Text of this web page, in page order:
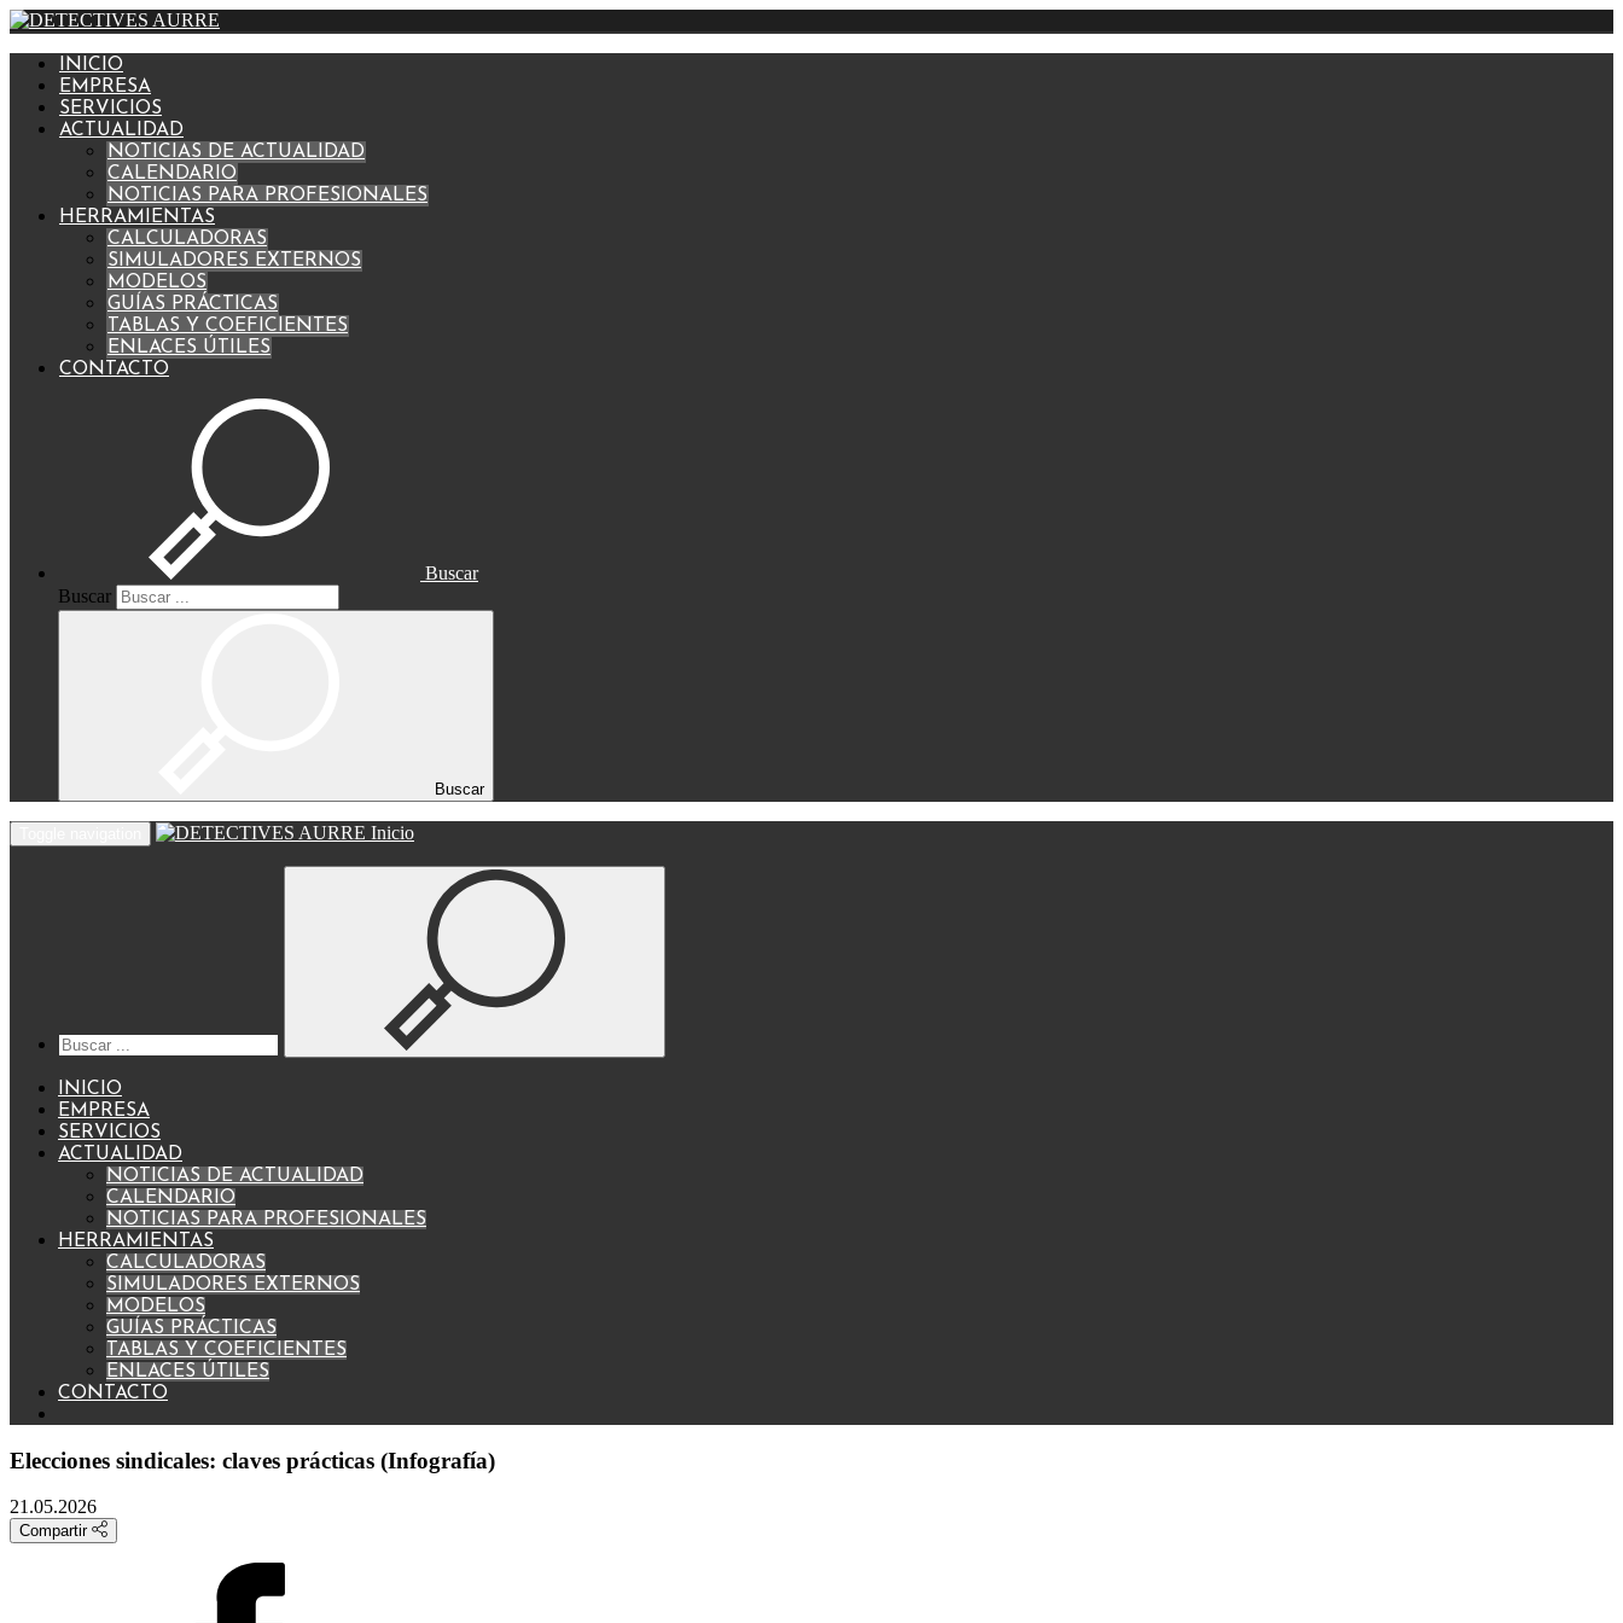
INICIO
EMPRESA
SERVICIOS
ACTUALIDAD
NOTICIAS DE ACTUALIDAD
CALENDARIO
NOTICIAS PARA PROFESIONALES
HERRAMIENTAS
CALCULADORAS
SIMULADORES EXTERNOS
MODELOS
GUÍAS PRÁCTICAS
TABLAS Y COEFICIENTES
ENLACES ÚTILES
CONTACTO
Buscar
Buscar
Buscar
Inicio
INICIO
EMPRESA
SERVICIOS
ACTUALIDAD
NOTICIAS DE ACTUALIDAD
CALENDARIO
NOTICIAS PARA PROFESIONALES
HERRAMIENTAS
CALCULADORAS
SIMULADORES EXTERNOS
MODELOS
GUÍAS PRÁCTICAS
TABLAS Y COEFICIENTES
ENLACES ÚTILES
CONTACTO
Elecciones sindicales: claves prácticas (Infografía)
21.05.2026
Compartir